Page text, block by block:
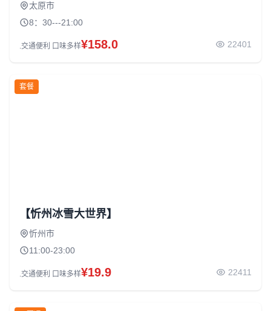
太原市
8：30---21:00
.交通便利 口味多样¥158.0 22401
套餐
【忻州冰雪大世界】
忻州市
11:00-23:00
.交通便利 口味多样¥19.9 22411